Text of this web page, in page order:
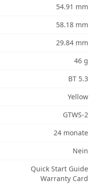
54.91 mm
58.18 mm
29.84 mm
46 g
BT 5.3
Yellow
GTWS-2
24 monate
Nein
Quick Start Guide
Warranty Card